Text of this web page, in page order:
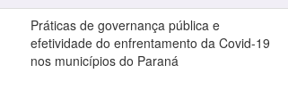
Práticas de governança pública e
efetividade do enfrentamento da Covid-19
nos municípios do Paraná